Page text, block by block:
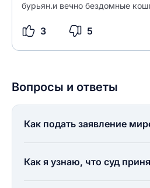
бурьян.и вечно бездомные
3 5
Вопросы и ответы
Как подать заявление
Как я узнаю, что суд